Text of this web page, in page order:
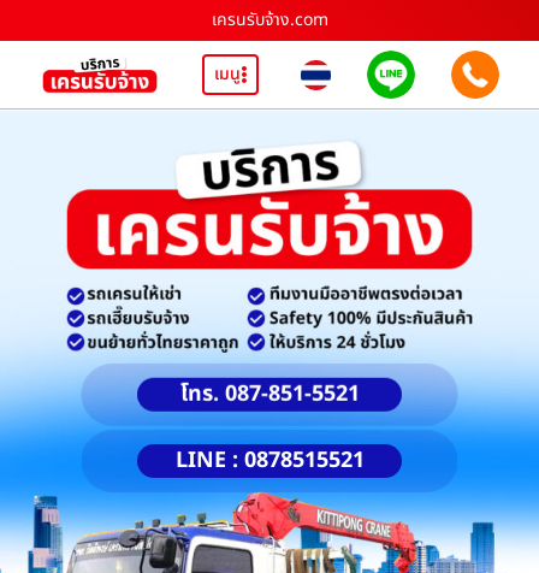
เครนรับจ้าง.com
เมนู
โทร. 087-851-5521
LINE : 0878515521